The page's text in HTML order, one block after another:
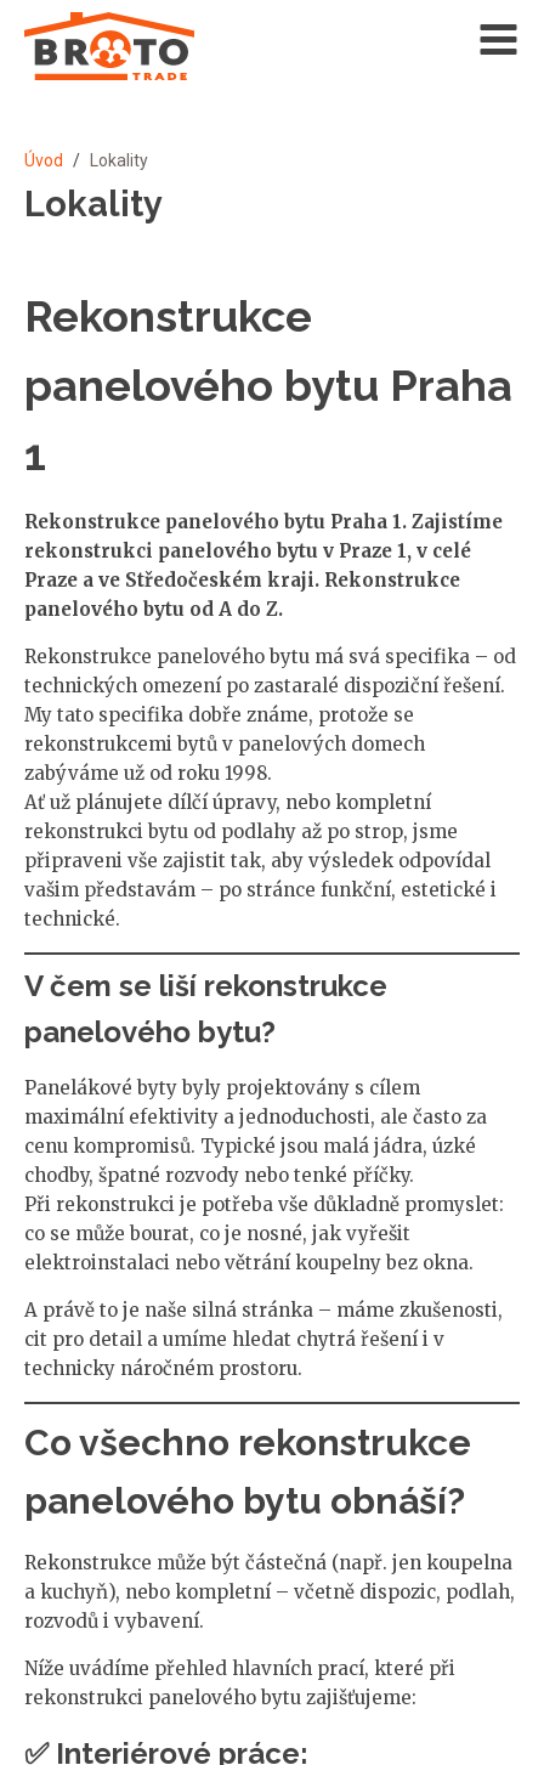
Úvod / Lokality
Lokality
Rekonstrukce
panelového bytu Praha
1
Rekonstrukce panelového bytu Praha 1. Zajistíme
rekonstrukci panelového bytu v Praze 1, v celé
Praze a ve Středočeském kraji. Rekonstrukce
panelového bytu od A do Z.
Rekonstrukce panelového bytu má svá specifika – od
technických omezení po zastaralé dispoziční řešení.
My tato specifika dobře známe, protože se
rekonstrukcemi bytů v panelových domech
zabýváme už od roku 1998.
Ať už plánujete dílčí úpravy, nebo kompletní
rekonstrukci bytu od podlahy až po strop, jsme
připraveni vše zajistit tak, aby výsledek odpovídal
vašim představám – po stránce funkční, estetické i
technické.
V čem se liší rekonstrukce
panelového bytu?
Panelákové byty byly projektovány s cílem
maximální efektivity a jednoduchosti, ale často za
cenu kompromisů. Typické jsou malá jádra, úzké
chodby, špatné rozvody nebo tenké příčky.
Při rekonstrukci je potřeba vše důkladně promyslet:
co se může bourat, co je nosné, jak vyřešit
elektroinstalaci nebo větrání koupelny bez okna.
A právě to je naše silná stránka – máme zkušenosti,
cit pro detail a umíme hledat chytrá řešení i v
technicky náročném prostoru.
Co všechno rekonstrukce
panelového bytu obnáší?
Rekonstrukce může být částečná (např. jen koupelna
a kuchyň), nebo kompletní – včetně dispozic, podlah,
rozvodů i vybavení.
Níže uvádíme přehled hlavních prací, které při
rekonstrukci panelového bytu zajišťujeme:
✅ Interiérové práce: